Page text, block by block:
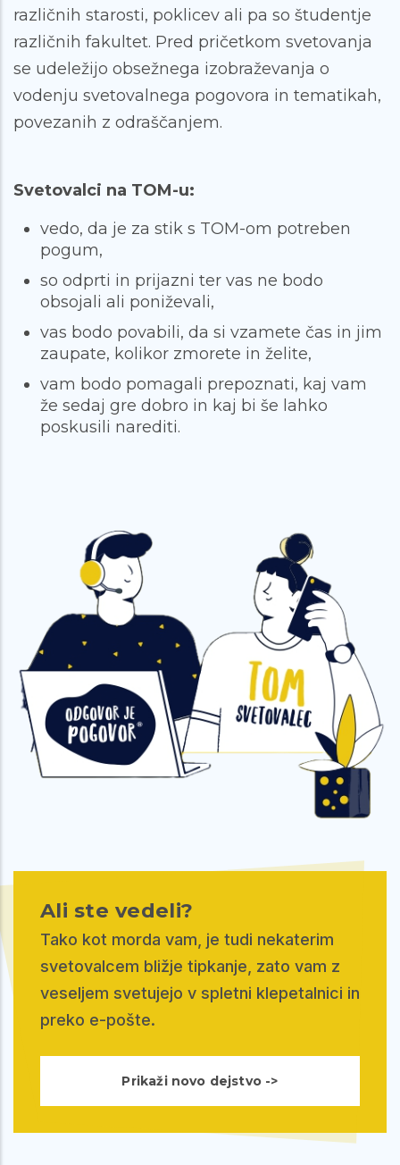
različnih starosti, poklicev ali pa so študentje
različnih fakultet. Pred pričetkom svetovanja
se udeležijo obsežnega izobraževanja o
vodenju svetovalnega pogovora in tematikah,
povezanih z odraščanjem.
Svetovalci na TOM-u:
vedo, da je za stik s TOM-om potreben
pogum,
so odprti in prijazni ter vas ne bodo
obsojali ali poniževali,
vas bodo povabili, da si vzamete čas in jim
zaupate, kolikor zmorete in želite,
vam bodo pomagali prepoznati, kaj vam
že sedaj gre dobro in kaj bi še lahko
poskusili narediti.
Ali ste vedeli?
Tako kot morda vam, je tudi nekaterim
svetovalcem bližje tipkanje, zato vam z
veseljem svetujejo v spletni klepetalnici in
preko e-pošte.
Prikaži novo dejstvo ->